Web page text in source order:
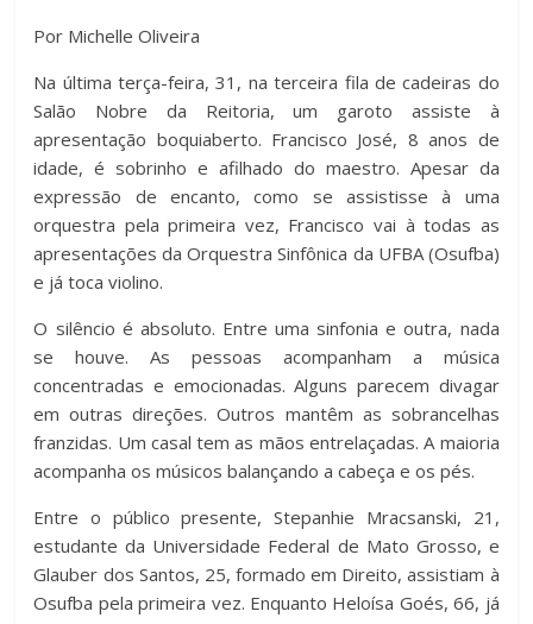
c
e
b
o
o
k
tt
er
at
s
A
p
p
p
ar
til
h
ar
Por Michelle Oliveira
Na última terça-feira, 31, na terceira fila de cadeiras do
Salão Nobre da Reitoria, um garoto assiste à
apresentação boquiaberto. Francisco José, 8 anos de
idade, é sobrinho e afilhado do maestro. Apesar da
expressão de encanto, como se assistisse à uma
orquestra pela primeira vez, Francisco vai à todas as
apresentações da Orquestra Sinfônica da UFBA (Osufba)
e já toca violino.
O silêncio é absoluto. Entre uma sinfonia e outra, nada
se houve. As pessoas acompanham a música
concentradas e emocionadas. Alguns parecem divagar
em outras direções. Outros mantêm as sobrancelhas
franzidas. Um casal tem as mãos entrelaçadas. A maioria
acompanha os músicos balançando a cabeça e os pés.
Entre o público presente, Stepanhie Mracsanski, 21,
estudante da Universidade Federal de Mato Grosso, e
Glauber dos Santos, 25, formado em Direito, assistiam à
Osufba pela primeira vez. Enquanto Heloísa Goés, 66, já